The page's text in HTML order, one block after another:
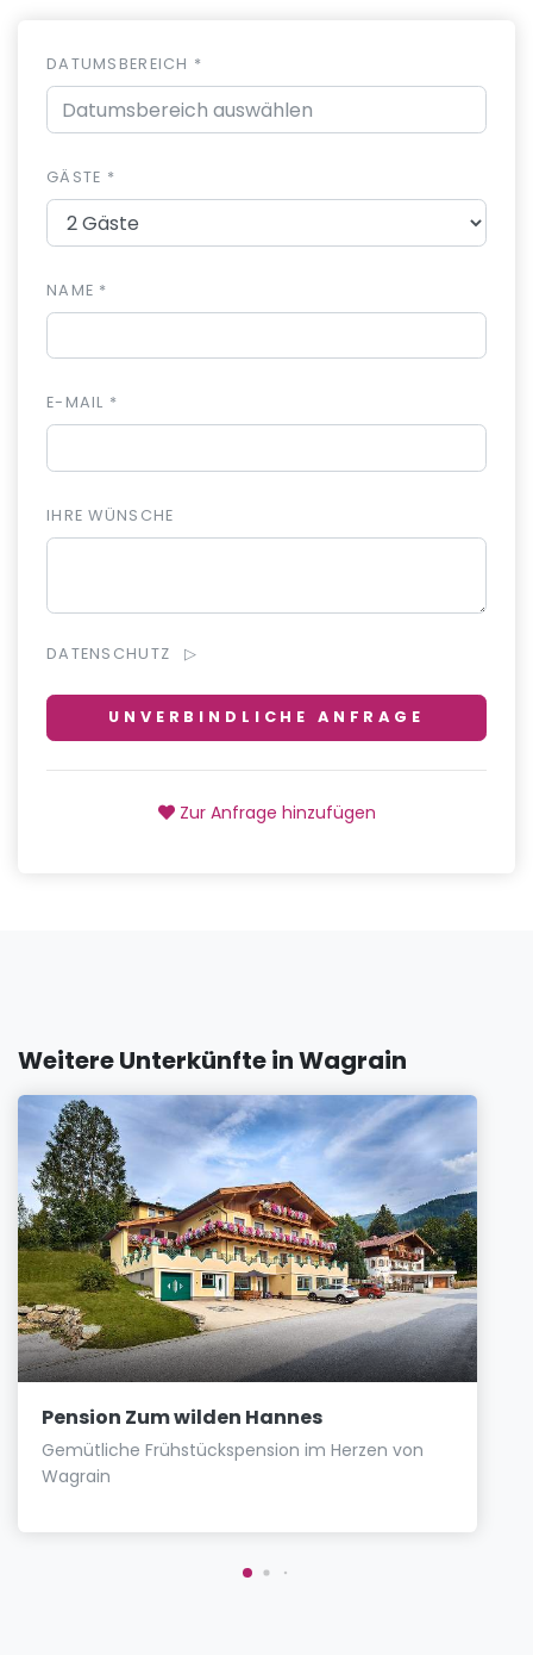
DATUMSBEREICH *
GÄSTE *
NAME *
E-MAIL *
IHRE WÜNSCHE
DATENSCHUTZ
UNVERBINDLICHE ANFRAGE
Zur Anfrage hinzufügen
Weitere Unterkünfte in Wagrain
Pension Zum wilden Hannes
Gemütliche Frühstückspension im Herzen von
Wagrain